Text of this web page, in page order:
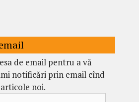
de email pentru a vă
notificări prin email cînd
noi.